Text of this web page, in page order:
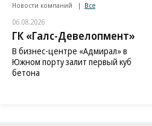
Новости компаний Все
06.08.2026
ГК «Галс-Девелопмент»
В бизнес-центре «Адмирал» в
Южном порту залит первый куб
бетона